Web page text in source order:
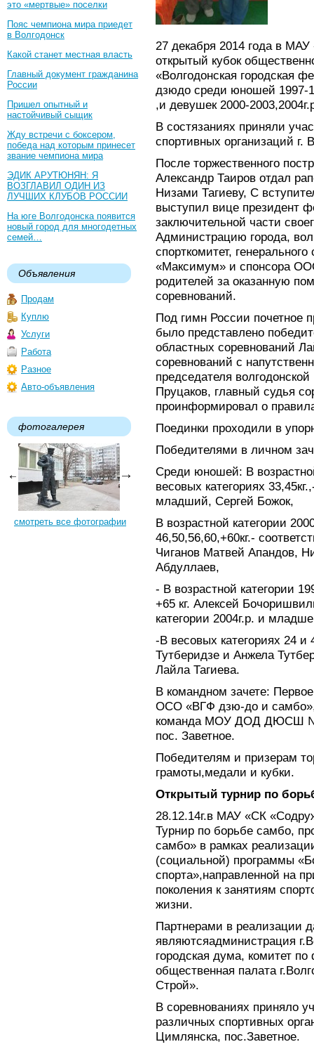
это «мертвые» поселки
Пояс чемпиона мира приедет
в Волгодонск
Какой станет местная власть
Главный документ гражданина
России
Пришел опытный и
настойчивый сыщик
Жду встречи с боксером,
победа над которым принесет
звание чемпиона мира
ЭДИК АРУТЮНЯН: Я
ВОЗГЛАВИЛ ОДИН ИЗ
ЛУЧШИХ КЛУБОВ РОССИИ
На юге Волгодонска появится
новый город для многодетных
семей…
Объявления
Продам
Куплю
Услуги
Работа
Разное
Авто-объявления
фотогалерея
смотреть все фотографии
27 декабря 2014 года в
открытый кубок
«Волгодонская городская
дзюдо среди юношей 1997-
,и девушек 2000-
В состязаниях приняли
спортивных организаций г.
После торжественного
Александр Таиров отдал
Низами Тагиеву, С
выступил вице президент
заключительной части
Администрацию города,
спорткомитет,
«Максимум» и спонсора
родителей за оказанную
соревнований.
Под гимн России почетное
было представлено
областных соревнований
соревнований с
председателя
Пруцаков, главный судья
проинформировал о
Поединки проходили в
Победителями в личном
Среди юношей: В
весовых категориях
младший, Сергей Божок,
В возрастной категории
46,50,56,60,+60кг.-
Чиганов Матвей Апандов,
Абдуллаев,
- В возрастной категории
+65 кг. Алексей
категории 2004г.р. и
-В весовых категориях 24 и
Тутберидзе и Анжела
Лайла Тагиева.
В командном зачете:
ОСО «ВГФ дзю-до и самбо»,
команда МОУ ДОД ДЮСШ №
пос. Заветное.
Победителям и призерам
грамоты,медали и кубки.
Открытый турнир по
28.12.14г.в МАУ «СК
Турнир по борьбе самбо,
самбо» в рамках
(социальной) программы
спорта»,направленной на
поколения к занятиям
жизни.
Партнерами в реализации
являютсяадминистрация
городская дума, комитет
общественная палата
Строй».
В соревнованиях приняло
различных спортивных
Цимлянска, пос.Заветное.